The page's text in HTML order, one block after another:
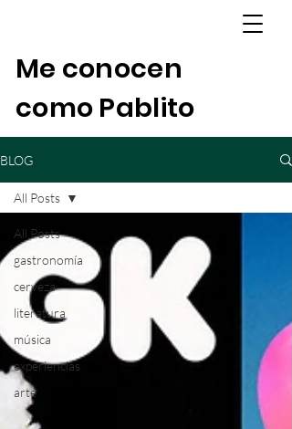
Me conocen
como Pablito
BLOG
All Posts
gastronomía
cerveza
literatura
música
experiencias
arte
All Posts